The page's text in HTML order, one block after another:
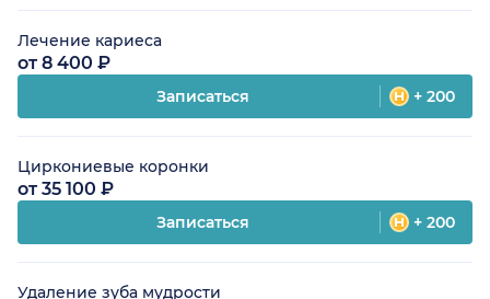
Лечение кариеса
от 8 400 ₽
Записаться + 200
Циркониевые коронки
от 35 100 ₽
Записаться + 200
Удаление зуба мудрости